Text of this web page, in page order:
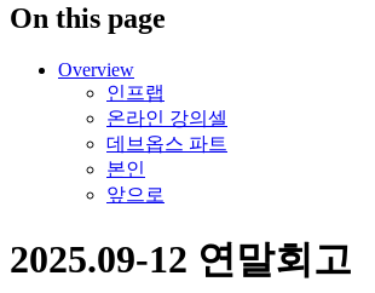
On this page
Overview
인프랩
온라인 강의셀
데브옵스 파트
본인
앞으로
2025.09-12 연말회고